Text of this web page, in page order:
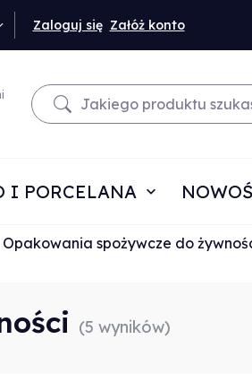
Zaloguj się Załóż konto
I PORCELANA
Opakowania spożywcze do
(5 wyników)